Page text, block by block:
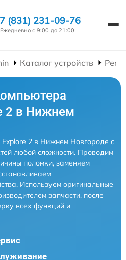
(831) 231-09-76
Ежедневно с 9:00 до 21:00
Каталог устройств
2 в Нижнем
2 в Нижнем Новгороде с
любой сложности. Проводим
поломки, заменяем
Используем оригинальные
запчасти, после
всех функций и